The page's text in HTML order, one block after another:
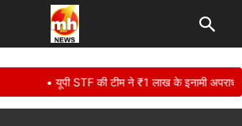
• यूपी STF की टीम ने ₹1 लाख के इनामी अपराधी